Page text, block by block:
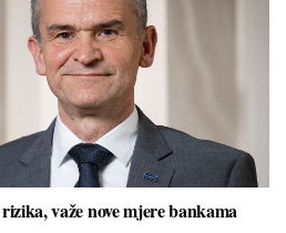
važe nove mjere bankama